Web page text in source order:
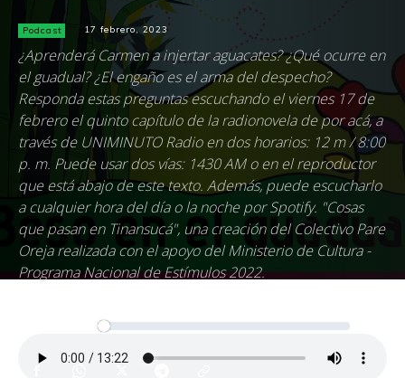
Podcast 17 febrero, 2023
¿Aprenderá Carmen a injertar aguacates? ¿Qué ocurre en
el guadual? ¿El engaño es el arma del despecho?
Responda estas preguntas escuchando el viernes 17 de
febrero el quinto capítulo de la radionovela de por acá, a
través de UNIMINUTO Radio en dos horarios: 12 m / 8:00
p. m. Puede usar dos vías: 1430 AM o en el reproductor
que está abajo de este texto. Además, puede escucharlo
a cualquier hora del día o la noche por Spotify. "Cosas
que pasan en Tinansucá", una creación del Colectivo Pare
Oreja realizada con el apoyo del Ministerio de Cultura -
Programa Nacional de Estímulos 2022.
audio